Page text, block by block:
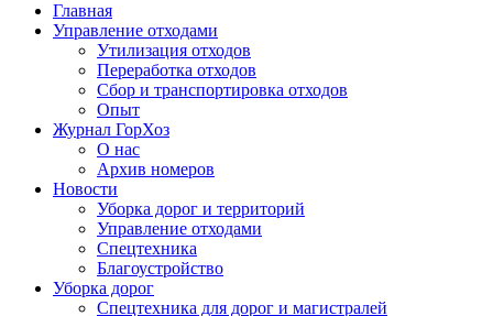
Главная
Управление отходами
Утилизация отходов
Переработка отходов
Сбор и транспортировка отходов
Опыт
Журнал ГорХоз
О нас
Архив номеров
Новости
Уборка дорог и территорий
Управление отходами
Спецтехника
Благоустройство
Уборка дорог
Спецтехника для дорог и магистралей